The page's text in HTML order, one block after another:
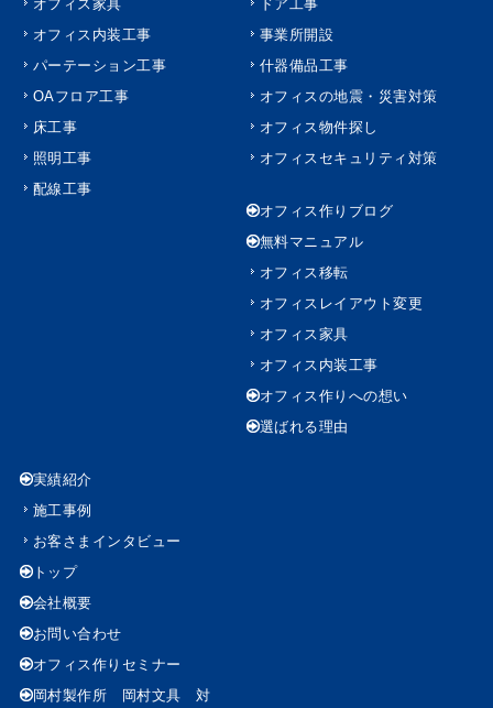
オフィス家具
オフィス内装工事
パーテーション工事
OAフロア工事
床工事
照明工事
配線工事
ドア工事
事業所開設
什器備品工事
オフィスの地震・災害対策
オフィス物件探し
オフィスセキュリティ対策
オフィス作りブログ
無料マニュアル
オフィス移転
オフィスレイアウト変更
オフィス家具
オフィス内装工事
オフィス作りへの想い
選ばれる理由
実績紹介
施工事例
お客さまインタビュー
トップ
会社概要
お問い合わせ
オフィス作りセミナー
岡村製作所 岡村文具 対